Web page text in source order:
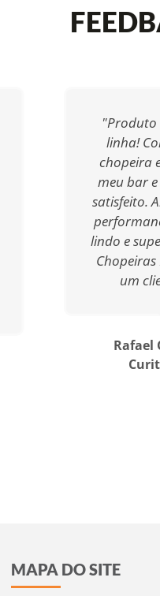
linha!
chopeira
meu bar
satisfeito.
lindo e
um
Rafael
MAPA DO SITE